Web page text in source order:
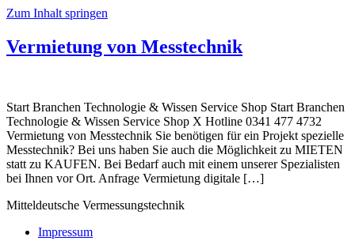
Zum Inhalt springen
Vermietung von Messtechnik
Start Branchen Technologie & Wissen Service Shop Start Branchen
Technologie & Wissen Service Shop X Hotline 0341 477 4732
Vermietung von Messtechnik Sie benötigen für ein Projekt spezielle
Messtechnik? Bei uns haben Sie auch die Möglichkeit zu MIETEN
statt zu KAUFEN. Bei Bedarf auch mit einem unserer Spezialisten
bei Ihnen vor Ort. Anfrage Vermietung digitale […]
Mitteldeutsche Vermessungstechnik
Impressum